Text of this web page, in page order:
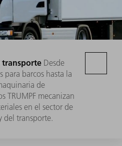
transporte Desde
para barcos hasta la
de
TRUMPF mecanizan
en el sector de
del transporte.